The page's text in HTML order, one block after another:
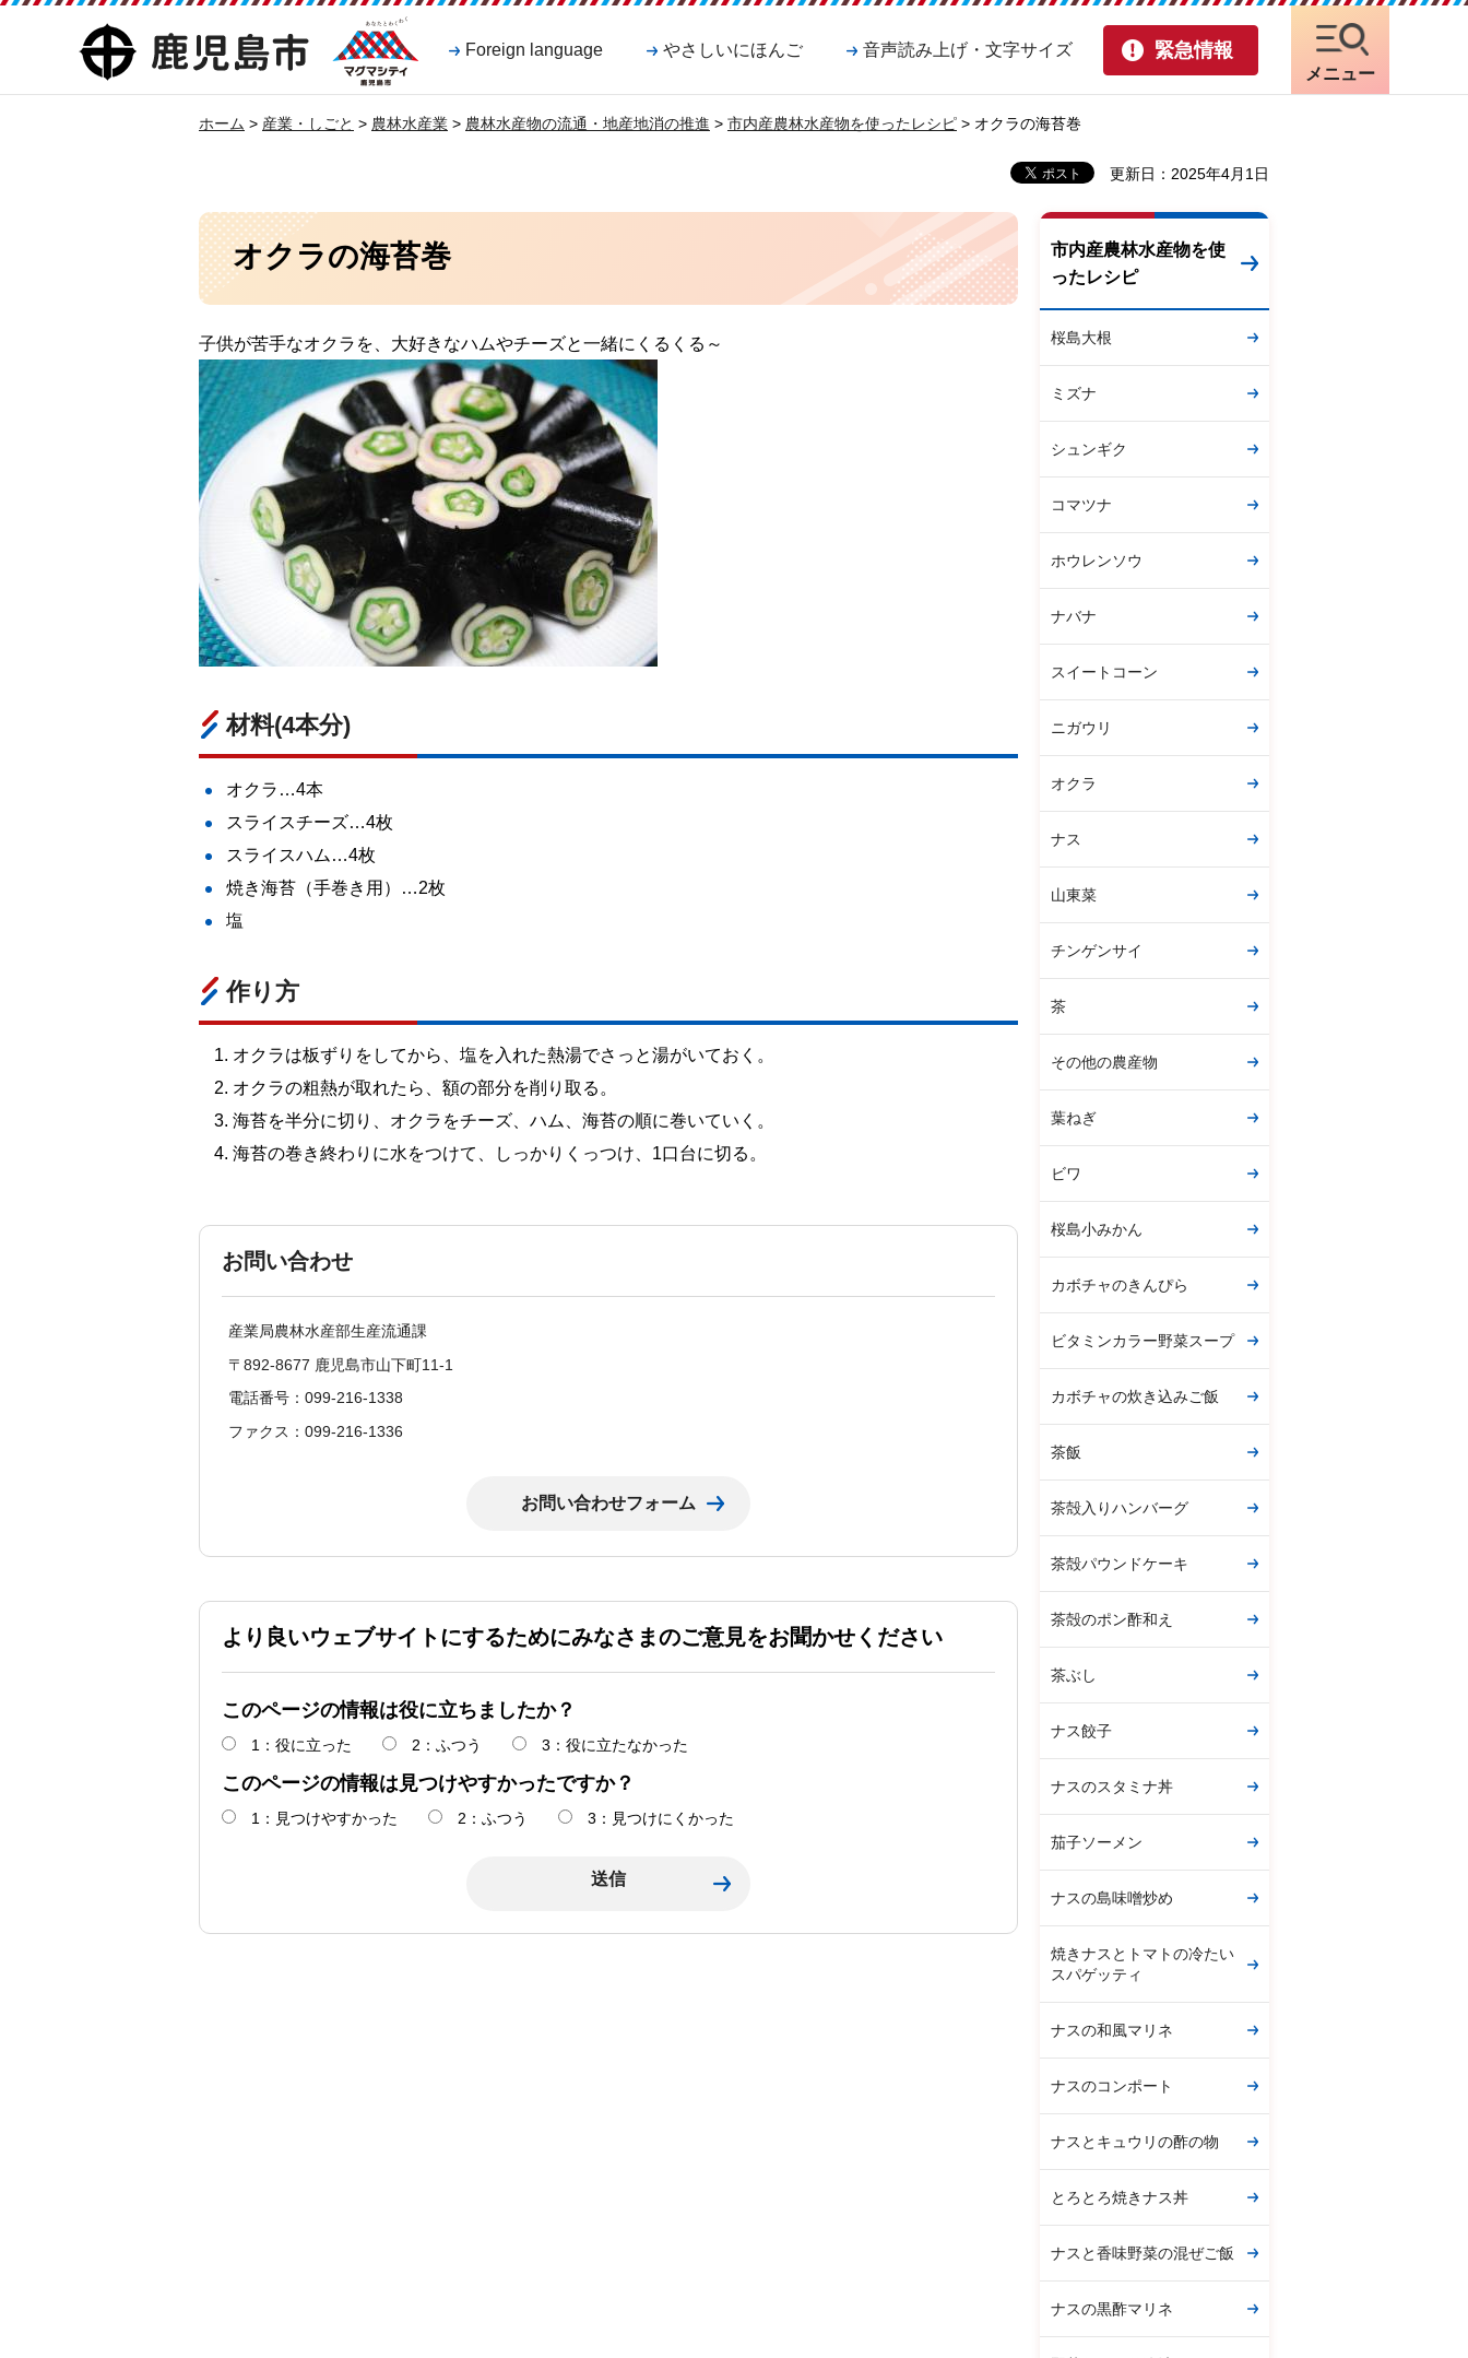
鹿児島市
マグマシティ
鹿児島市
Foreign language やさしいにほんご 音声読み上げ・文字サイズ 緊急情報
メニュー
ホーム > 産業・しごと > 農林水産業 > 農林水産物の流通・地産地消の推進 > 市内産農林水産物を使ったレシピ > オクラの海苔巻
更新日：2025年4月1日
オクラの海苔巻
子供が苦手なオクラを、大好きなハムやチーズと一緒にくるくる～
材料(4本分)
オクラ…4本
スライスチーズ…4枚
スライスハム…4枚
焼き海苔（手巻き用）…2枚
塩
作り方
オクラは板ずりをしてから、塩を入れた熱湯でさっと湯がいておく。
オクラの粗熱が取れたら、額の部分を削り取る。
海苔を半分に切り、オクラをチーズ、ハム、海苔の順に巻いていく。
海苔の巻き終わりに水をつけて、しっかりくっつけ、1口台に切る。
お問い合わせ
産業局農林水産部生産流通課
〒892-8677 鹿児島市山下町11-1
電話番号：099-216-1338
ファクス：099-216-1336
より良いウェブサイトにするためにみなさまのご意見をお聞かせください
このページの情報は役に立ちましたか？
1：役に立った 2：ふつう 3：役に立たなかった
このページの情報は見つけやすかったですか？
1：見つけやすかった 2：ふつう 3：見つけにくかった
市内産農林水産物を使
ったレシピ
桜島大根
ミズナ
シュンギク
コマツナ
ホウレンソウ
ナバナ
スイートコーン
ニガウリ
オクラ
ナス
山東菜
チンゲンサイ
茶
その他の農産物
葉ねぎ
ビワ
桜島小みかん
カボチャのきんぴら
ビタミンカラー野菜スープ
カボチャの炊き込みご飯
茶飯
茶殻入りハンバーグ
茶殻パウンドケーキ
茶殻のポン酢和え
茶ぶし
ナス餃子
ナスのスタミナ丼
茄子ソーメン
ナスの島味噌炒め
焼きナスとトマトの冷たい
スパゲッティ
ナスの和風マリネ
ナスのコンポート
ナスとキュウリの酢の物
とろとろ焼きナス丼
ナスと香味野菜の混ぜご飯
ナスの黒酢マリネ